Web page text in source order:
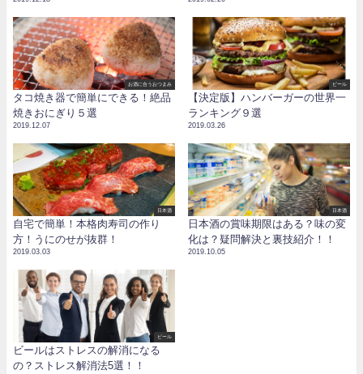
お酒に合うおつまみ
タコ焼き器で簡単にできる！絶品
焼きおにぎり５選
2019.12.07
ビール
【決定版】ハンバーガーの世界一
ランキング９選
2019.03.26
日本酒
自宅で簡単！本格肉寿司の作り
方！うにのせが抜群！
2019.03.03
日本酒
日本酒の賞味期限はある？味の変
化は？疑問解決と裏技紹介！！
2019.10.05
ビール
ビールはストレスの解消になる
の？ストレス解消法5選！！